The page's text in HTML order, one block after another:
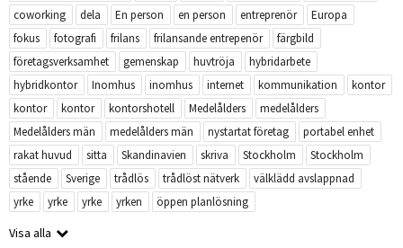
coworking
dela En person en person entreprenör
Europa
fokus
fotografi frilans frilansande entrepenör
färgbild
företagsverksamhet
gemenskap huvtröja
hybridarbete
hybridkontor
Inomhus inomhus internet kommunikation
kontor
kontor
kontor kontorshotell Medelålders
medelålders
Medelålders män
medelålders män nystartat företag
portabel enhet
rakat huvud
sitta Skandinavien skriva Stockholm
Stockholm
stående
Sverige trådlös trådlöst nätverk
välklädd avslappnad
yrke
yrke yrke yrken öppen planlösning
Visa alla